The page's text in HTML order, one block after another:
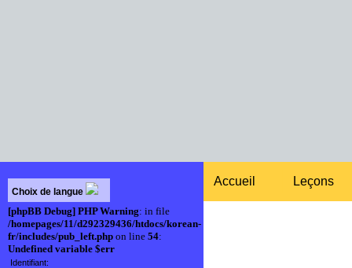
Choix de langue
[phpBB Debug] PHP Warning: in file
/homepages/11/d292329436/htdocs/korean-
fr/includes/pub_left.php on line 54:
Undefined variable $err
Identifiant:
Accueil Leçons